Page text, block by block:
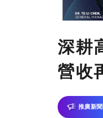
深耕
營收
推廣新